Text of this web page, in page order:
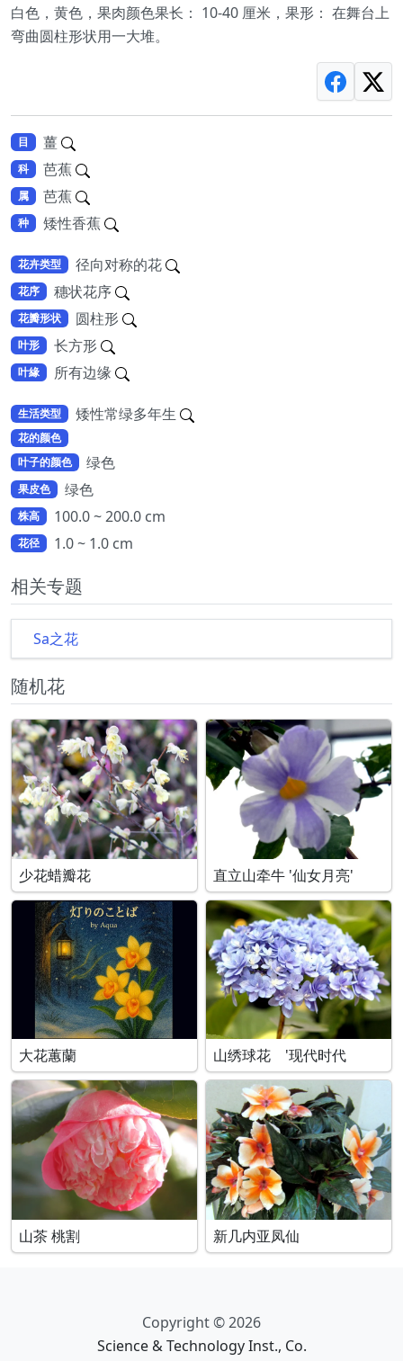
白色，黄色，果肉颜色果长： 10-40 厘米，果形： 在舞台上
弯曲圆柱形状用一大堆。
目 薑
科 芭蕉
属 芭蕉
种 矮性香蕉
花卉类型 径向对称的花
花序 穗状花序
花瓣形状 圆柱形
叶形 长方形
叶緣 所有边缘
生活类型 矮性常绿多年生
花的颜色
叶子的颜色
绿色
果皮色 绿色
株高 100.0 ~ 200.0 cm
花径 1.0 ~ 1.0 cm
相关专题
Sa之花
随机花
少花蜡瓣花 直立山牵牛 '仙女月亮'
大花蕙蘭 山绣球花 '现代时代
山茶 桃割 新几内亚凤仙
Copyright © 2026
Science & Technology Inst., Co.